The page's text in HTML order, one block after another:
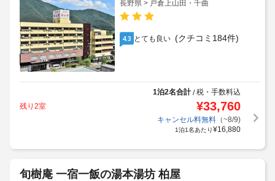
長野県 > 戸倉上山田・千曲
4.3 とても良い (クチコミ184件)
1泊2名合計/税・手数料込
残り2室
¥33,760
キャンセル料無料（~8/9)
1泊1名あたり¥16,880
旬樹庵 一宿一飯の湯本湯坊 柏屋